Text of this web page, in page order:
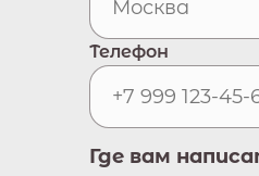
Телефон
Где вам